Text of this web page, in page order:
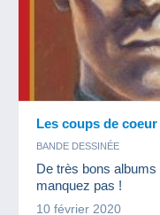
Les coups de
BANDE DESSINÉE
De très bons
manquez pas !
10 février 2020